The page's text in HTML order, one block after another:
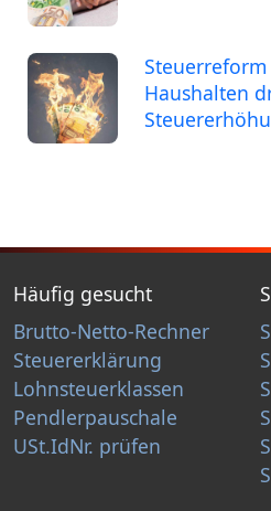
Haushalten
Häufig gesucht
Brutto-Netto-Rechner
Steuererklärung
Lohnsteuerklassen
Pendlerpauschale
USt.IdNr. prüfen